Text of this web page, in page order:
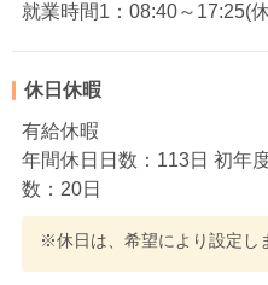
就業時間1：08:40～17:25(
休日休暇
有給休暇
年間休日日数：113日 初年
数：20日
※休日は、希望により設定し